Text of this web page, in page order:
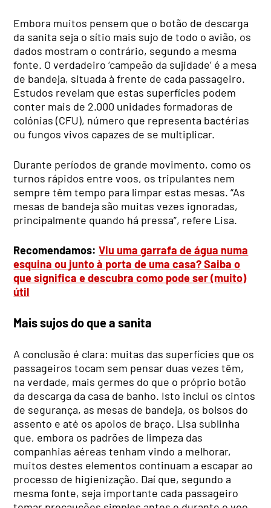
Embora muitos pensem que o botão de descarga
da sanita seja o sítio mais sujo de todo o avião, os
dados mostram o contrário, segundo a mesma
fonte. O verdadeiro ‘campeão da sujidade’ é a mesa
de bandeja, situada à frente de cada passageiro.
Estudos revelam que estas superfícies podem
conter mais de 2.000 unidades formadoras de
colónias (CFU), número que representa bactérias
ou fungos vivos capazes de se multiplicar.
Durante períodos de grande movimento, como os
turnos rápidos entre voos, os tripulantes nem
sempre têm tempo para limpar estas mesas. “As
mesas de bandeja são muitas vezes ignoradas,
principalmente quando há pressa”, refere Lisa.
Recomendamos:Viu uma garrafa de água numa
esquina ou junto à porta de uma casa? Saiba o
que significa e descubra como pode ser (muito)
útil
Mais sujos do que a sanita
A conclusão é clara: muitas das superfícies que os
passageiros tocam sem pensar duas vezes têm,
na verdade, mais germes do que o próprio botão
da descarga da casa de banho. Isto inclui os cintos
de segurança, as mesas de bandeja, os bolsos do
assento e até os apoios de braço. Lisa sublinha
que, embora os padrões de limpeza das
companhias aéreas tenham vindo a melhorar,
muitos destes elementos continuam a escapar ao
processo de higienização. Daí que, segundo a
mesma fonte, seja importante cada passageiro